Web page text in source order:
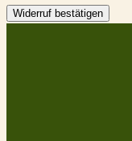
Widerruf bestätigen